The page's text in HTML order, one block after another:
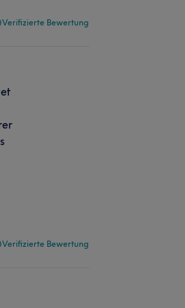
Verifizierte Bewertung
Verifizierte Bewertung